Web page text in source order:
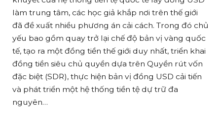
làm trung tâm, các học giả khắp nơi trên thế giới
đã đề xuất nhiều phương án cải cách. Trong đó chủ
yếu bao gồm quay trở lại chế độ bản vị vàng quốc
tế, tạo ra một đồng tiền thế giới duy nhất, triển khai
đồng tiền siêu chủ quyền dựa trên Quyền rút vốn
đặc biệt (SDR), thực hiện bản vị đồng USD cải tiến
và phát triển một hệ thống tiền tệ dự trữ đa
nguyên…